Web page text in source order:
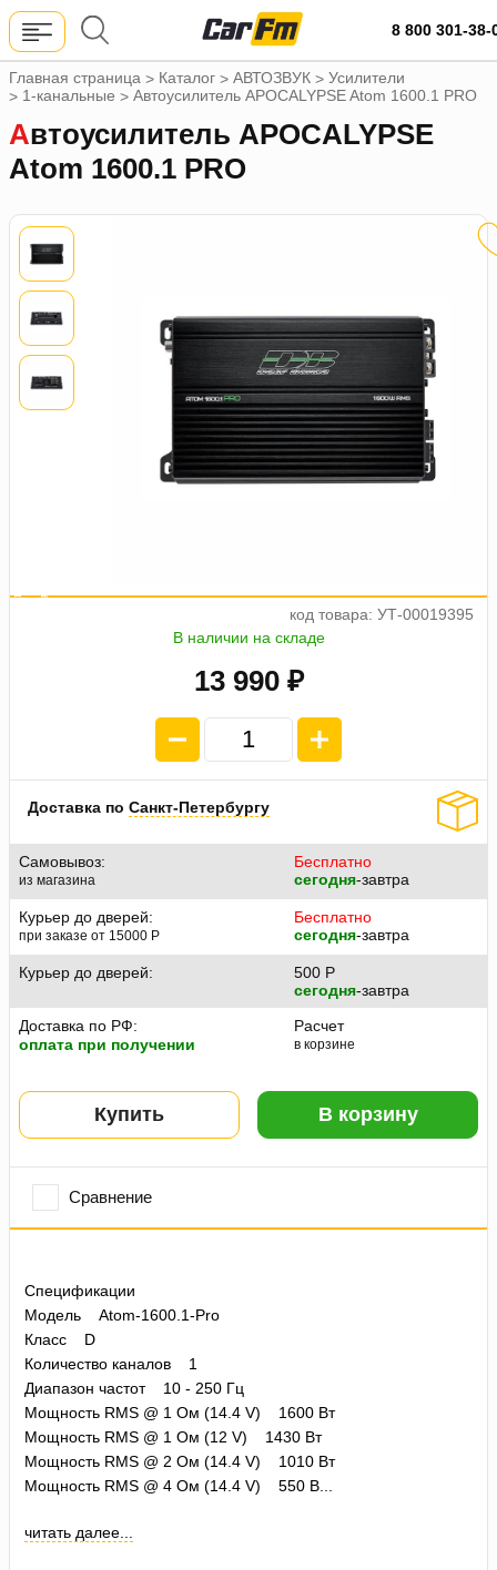
8 800 301-38-
Главная страница > Каталог > АВТОЗВУК > Усилители
> 1-канальные > Автоусилитель APOCALYPSE Atom 1600.1 PRO
Автоусилитель APOCALYPSE
Atom 1600.1 PRO
код товара: УТ-00019395
В наличии на складе
13 990 ₽
а
Доставка по Санкт-Петербургу
Самовывоз:
из магазина
Бесплатно
сегодня-завтра
Курьер до дверей:
при заказе от 15000 P
Бесплатно
сегодня-завтра
Курьер до дверей: 500 P
сегодня-завтра
Доставка по РФ:
оплата при получении
Расчет
в корзине
Купить В корзину
Сравнение
Спецификации
Модель Atom-1600.1-Pro
Класс D
Количество каналов 1
Диапазон частот 10 - 250 Гц
Мощность RMS @ 1 Ом (14.4 V) 1600 Вт
Мощность RMS @ 1 Ом (12 V) 1430 Вт
Мощность RMS @ 2 Ом (14.4 V) 1010 Вт
Мощность RMS @ 4 Ом (14.4 V) 550 В...
читать далее...